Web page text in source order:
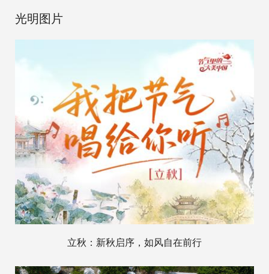
光明图片
立秋：新秋启序，如风自在前行